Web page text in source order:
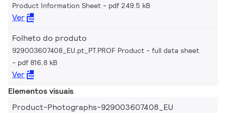
Product Information Sheet pdf 249.5 kB
Ver
Folheto do produto
929003607408_EU.pt_PT.PROF Product - full data sheet
pdf 816.8 kB
Ver
Elementos visuais
Product-Photographs-929003607408_EU